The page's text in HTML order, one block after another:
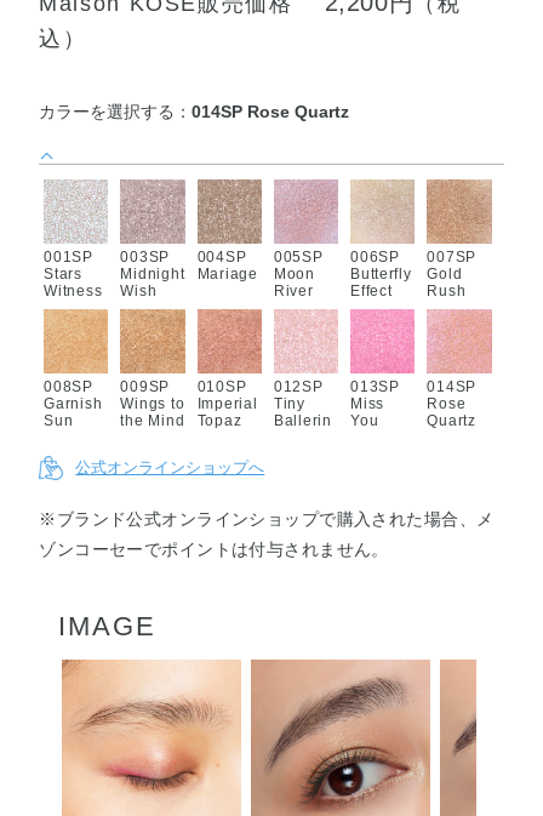
込）
カラーを選択する：014SP Rose Quartz
001SP
Stars
Witness
003SP
Midnight
Wish
004SP
Mariage
005SP
Moon
River
006SP
Butterfly
Effect
007SP
Gold
Rush
008SP
Garnish
Sun
009SP
Wings to
the Mind
010SP
Imperial
Topaz
012SP
Tiny
Ballerin
013SP
Miss
You
014SP
Rose
Quartz
Gleamy
Carnelia
Senorita
Brick
Red
公式オンラインショップへ
※ブランド公式オンラインショップで購入された場合、メ
ゾンコーセーでポイントは付与されません。
IMAGE